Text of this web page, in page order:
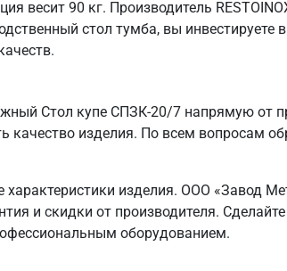
весит 90 кг. Производитель
стол тумба, вы инвестируете
Стол купе СПЗК-20/7 напрямую от
изделия. По всем вопросам
характеристики изделия. ООО «Завод
и скидки от производителя.
оборудованием.